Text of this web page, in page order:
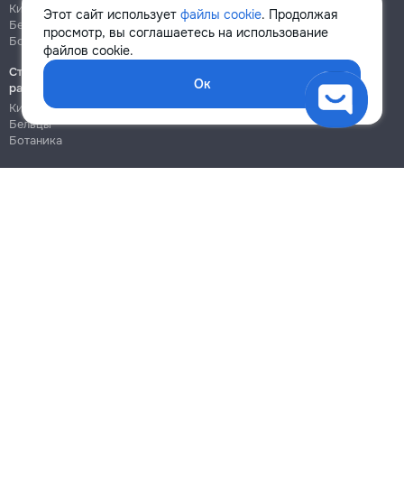
Этот сайт использует файлы cookie. Продолжая
просмотр, вы соглашаетесь на использование
файлов cookie.
Ок
Кишинёв
Бельцы
Ботаника
Кишинёв
Ботаника
Строительно-монтажные
работы
Кишинёв
Бельцы
Ботаника